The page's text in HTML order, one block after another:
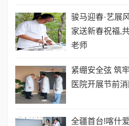
骏马迎春·艺展
家送新春祝福,
老师
紧绷安全弦 筑
医院开展节前
全疆首台!喀什